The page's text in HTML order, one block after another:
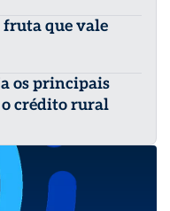
fruta que vale
os principais
crédito rural